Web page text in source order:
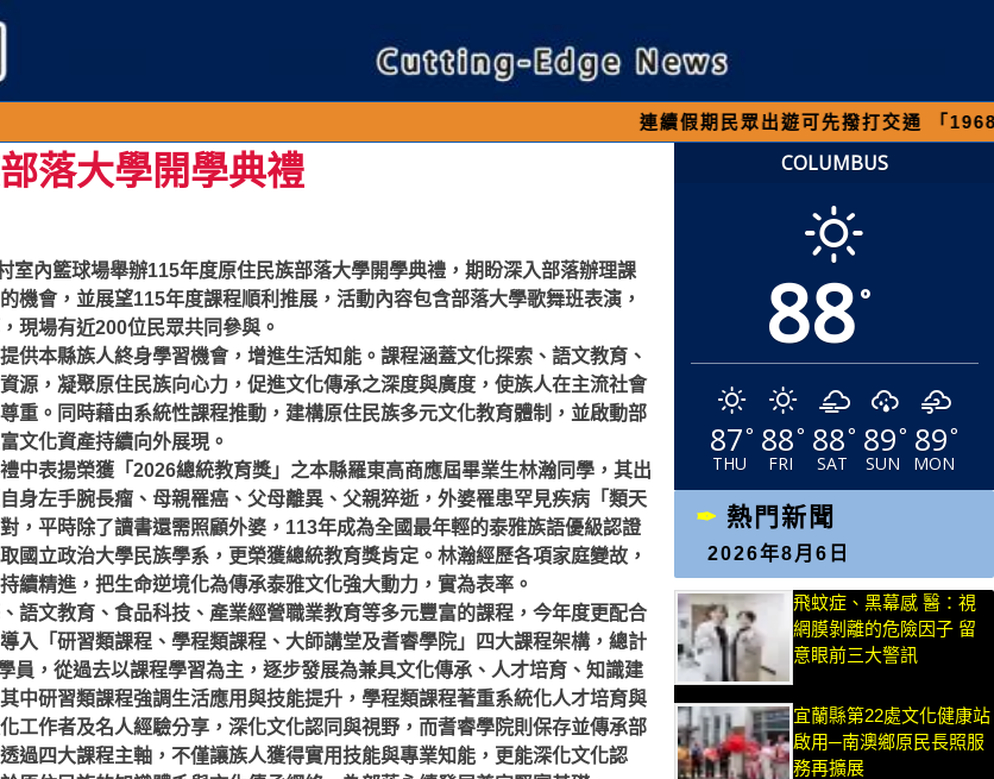
連續假期民眾出遊可先撥打交通 「1968」客服專
落大學開學典禮
室內籃球場舉辦115年度原住民族部落大學開學典禮，期盼深入部落辦理課
機會，並展望115年度課程順利推展，活動內容包含部落大學歌舞班表演，
現場有近200位民眾共同參與。
供本縣族人終身學習機會，增進生活知能。課程涵蓋文化探索、語文教育、
源，凝聚原住民族向心力，促進文化傳承之深度與廣度，使族人在主流社會
重。同時藉由系統性課程推動，建構原住民族多元文化教育體制，並啟動部
文化資產持續向外展現。
中表揚榮獲「2026總統教育獎」之本縣羅東高商應屆畢業生林瀚同學，其出
身左手腕長瘤、母親罹癌、父母離異、父親猝逝，外婆罹患罕見疾病「類天
，平時除了讀書還需照顧外婆，113年成為全國最年輕的泰雅族語優級認證
國立政治大學民族學系，更榮獲總統教育獎肯定。林瀚經歷各項家庭變故，
續精進，把生命逆境化為傳承泰雅文化強大動力，實為表率。
語文教育、食品科技、產業經營職業教育等多元豐富的課程，今年度更配合
入「研習類課程、學程類課程、大師講堂及耆睿學院」四大課程架構，總計
員，從過去以課程學習為主，逐步發展為兼具文化傳承、人才培育、知識建
中研習類課程強調生活應用與技能提升，學程類課程著重系統化人才培育與
工作者及名人經驗分享，深化文化認同與視野，而耆睿學院則保存並傳承部
過四大課程主軸，不僅讓族人獲得實用技能與專業知能，更能深化文化認
COLUMBUS
88°
87°
THU
88°
FRI
88°
SAT
89°
SUN
89°
MON
熱門新聞
2026年8月6日
飛蚊症、黑幕感 醫：視
網膜剝離的危險因子 留
意眼前三大警訊
宜蘭縣第22處文化健康站
啟用─南澳鄉原民長照服
務再擴展